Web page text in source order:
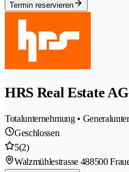
Termin reservieren
HRS Real Estate AG
Totalunternehmung •
Geschlossen
5(2)
Walzmühlestrasse 488500